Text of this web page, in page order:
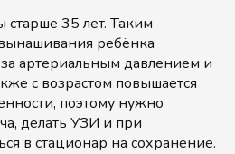
35 лет. Таким
ребёнка
артериальным давлением и
с возрастом повышается
поэтому нужно
делать УЗИ и при
в стационар на сохранение.